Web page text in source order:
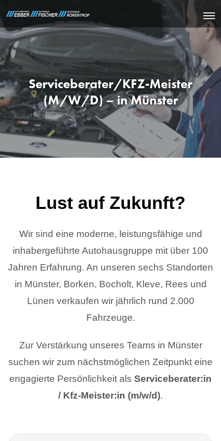
Serviceberater/KFZ-Meister
(M/W/D) – in Münster
Lust auf Zukunft?
Wir sind eine moderne, leistungsfähige und
inhabergeführte Autohausgruppe mit über 100
Jahren Erfahrung. An unseren sechs Standorten
in Münster, Borken, Bocholt, Kleve, Rees und
Lünen verkaufen wir jährlich rund 2.000
Fahrzeuge.
Zur Verstärkung unseres Teams in Münster
suchen wir zum nächstmöglichen Zeitpunkt eine
engagierte Persönlichkeit als Serviceberater:in
/ Kfz-Meister:in (m/w/d).